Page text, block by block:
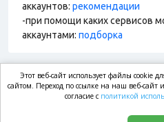
аккаунтов: рекомендации
-при помощи каких сервисов
аккаунтами: подборка
market.com
Этот веб-сайт использует файлы cookie
сайтом. Переход по ссылке на наш веб-сайт
согласие с политикой